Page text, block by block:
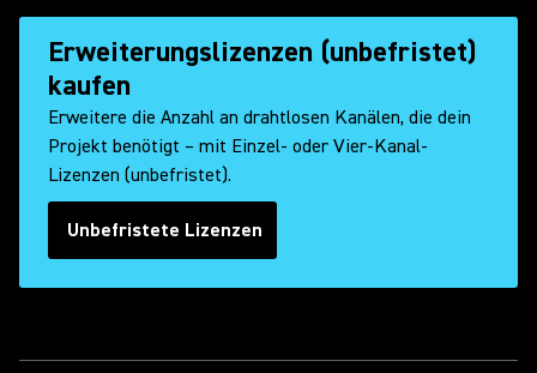
Erweiterungslizenzen (unbefristet)
kaufen
Erweitere die Anzahl an drahtlosen Kanälen, die dein
Projekt benötigt – mit Einzel- oder Vier-Kanal-
Lizenzen (unbefristet).
Unbefristete Lizenzen